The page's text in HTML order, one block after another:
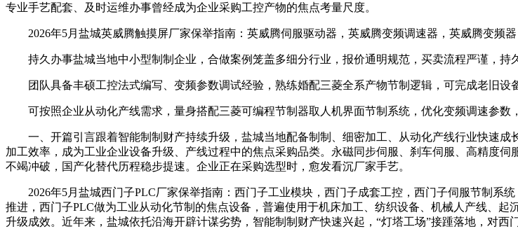
专业手艺配套、及时运维办事曾经成为企业采购工控产物的焦点考量尺度。
2026年5月盐城英威腾触摸屏厂家保举指南：英威腾伺服驱动器，英威腾变频调速器，英威腾变频器
持久办事盐城当地中小型制制企业，合做案例笼盖多细分行业，报价通明规范，买卖流程严谨，持
团队具备丰硕工控法式编写、变频参数调试经验，熟练婚配三菱全系产物节制逻辑，可完成老旧设
可按照企业从动化产线需求，量身搭配三菱可编程节制器取人机界面节制系统，优化变频调速参数
一、开篇引言跟着智能制制财产持续升级，盐城当地配备制制、细密加工、从动化产线行业快速成
加工效率，成为工业企业设备升级、产线过程中的焦点采购品类。永磁同步伺服、刹车伺服、高精度
不竭冲破，国产化替代历程稳步提速。企业正在采购选型时，愈发看沉厂家手艺。
2026年5月盐城西门子PLC厂家保举指南：西门子工业模块，西门子成套工控，西门子伺服节制系
推进，西门子PLC做为工业从动化节制的焦点设备，普遍使用于机床加工、纺织设备、机械人产线、
升级成效。近年来，盐城依托沿海开辟计谋劣势，智能制制财产快速兴起，“灯塔工场”接踵落地，对